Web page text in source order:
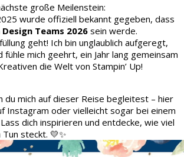
große Meilenstein:
wurde offiziell bekannt gegeben, dass
Teams 2026 sein werde.
geht! Ich bin unglaublich aufgeregt,
mich geehrt, ein Jahr lang gemeinsam
die Welt von Stampin’ Up!
du mich auf dieser Reise begleitest – hier
Instagram oder vielleicht sogar bei einem
dich inspirieren und entdecke, wie viel
steckt. 💛✨